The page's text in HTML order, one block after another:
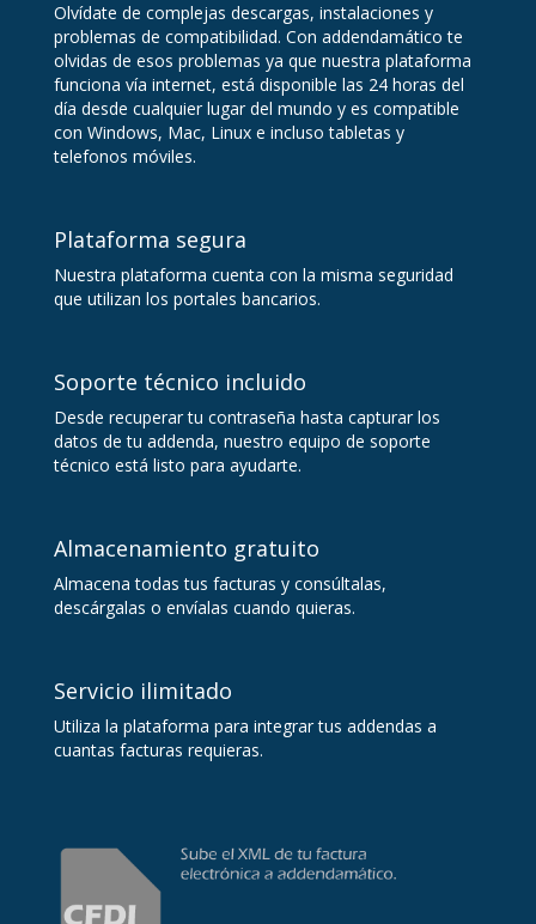
Olvídate de complejas descargas, instalaciones y
problemas de compatibilidad. Con addendamático te
olvidas de esos problemas ya que nuestra plataforma
funciona vía internet, está disponible las 24 horas del
día desde cualquier lugar del mundo y es compatible
con Windows, Mac, Linux e incluso tabletas y
telefonos móviles.
Plataforma segura
Nuestra plataforma cuenta con la misma seguridad
que utilizan los portales bancarios.
Soporte técnico incluido
Desde recuperar tu contraseña hasta capturar los
datos de tu addenda, nuestro equipo de soporte
técnico está listo para ayudarte.
Almacenamiento gratuito
Almacena todas tus facturas y consúltalas,
descárgalas o envíalas cuando quieras.
Servicio ilimitado
Utiliza la plataforma para integrar tus addendas a
cuantas facturas requieras.